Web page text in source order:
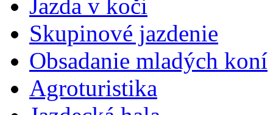
Jazda v koči
Skupinové jazdenie
Obsadanie mladých koní
Agroturistika